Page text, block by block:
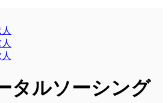
タルソーシング